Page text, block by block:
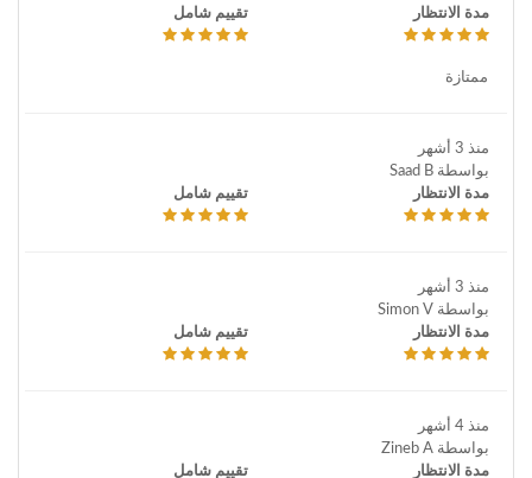
مدة الانتظار
تقييم شامل
ممتازة
منذ 3 أشهر
بواسطة Saad B
مدة الانتظار
تقييم شامل
منذ 3 أشهر
بواسطة Simon V
مدة الانتظار
تقييم شامل
منذ 4 أشهر
بواسطة Zineb A
مدة الانتظار
تقييم شامل